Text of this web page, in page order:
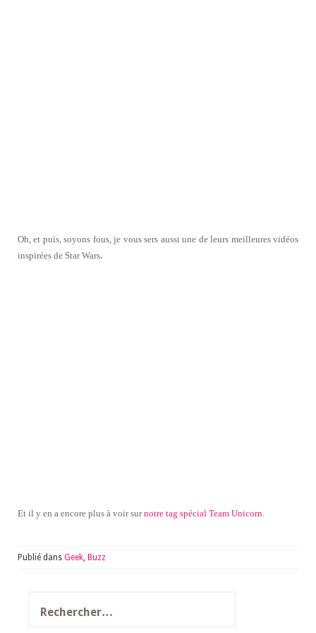
Oh, et puis, soyons fous, je vous sers aussi une de leurs meilleures vidéos
inspirées de Star Wars.
Et il y en a encore plus à voir surnotre tag spécial Team Unicorn.
Publié dans Geek, Buzz